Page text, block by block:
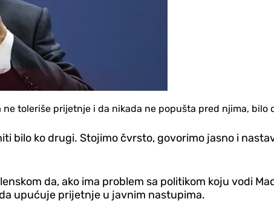
toleriše prijetnje i da nikada ne popušta pred njima, bilo
bilo ko drugi. Stojimo čvrsto, govorimo jasno i
da, ako ima problem sa politikom koju vodi
upućuje prijetnje u javnim nastupima.